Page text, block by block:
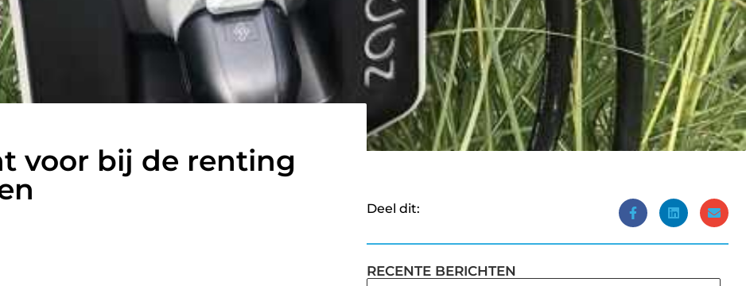
voor bij de renting
Deel dit:
RECENTE BERICHTEN